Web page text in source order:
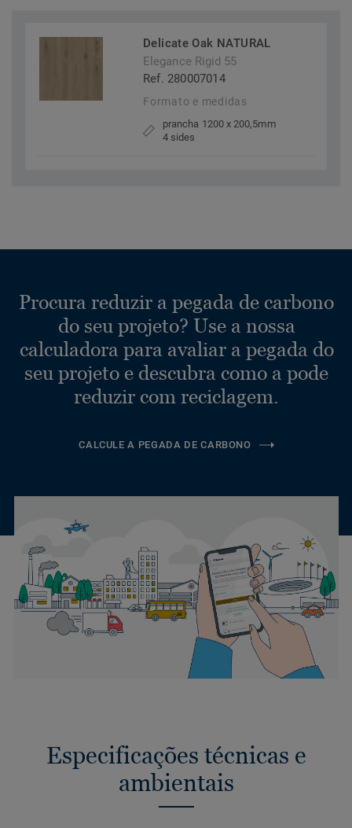
Delicate Oak NATURAL
Elegance Rigid 55
Ref. 280007014
Formato e medidas
prancha 1200 x 200,5mm
4 sides
Procura reduzir a pegada de carbono
do seu projeto? Use a nossa
calculadora para avaliar a pegada do
seu projeto e descubra como a pode
reduzir com reciclagem.
CALCULE A PEGADA DE CARBONO
Especificações técnicas e
ambientais